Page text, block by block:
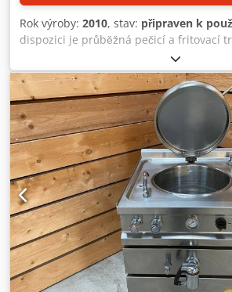
Rok výroby: 2010, stav: připraven k
dispozici je průběžná pečicí a fritovací
Výrobní kapacita: cca 1000 porcí/h,
smažení/pečení, výkon: 20 kW, rozměry
4100 mm/1200 mm/1700 mm,
dispozici je dokumentace. Prohlídka na
Dodjuzx Uujpfx Alijck